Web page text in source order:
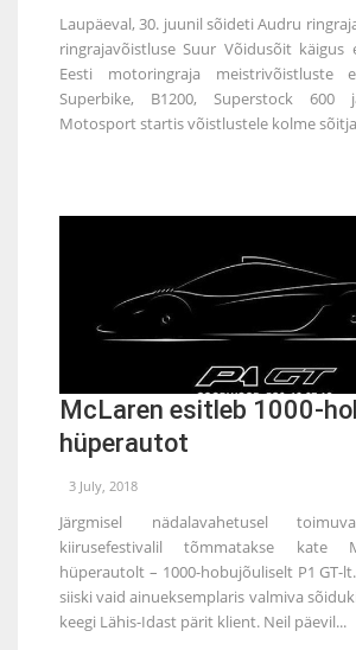
Laupäeval, 30. juunil sõideti Audru
ringrajavõistluse Suur Võidusõit käigus
Eesti motoringraja meistrivõistluste
Superbike, B1200, Superstock 600
Motosport startis võistlustele kolme
McLaren esitleb 1000-
hüperautot
3 July, 2018
Järgmisel nädalavahetusel
kiirusefestivalil tõmmatakse kate
hüperautolt – 1000-hobujõuliselt P1 GT-
siiski vaid ainueksemplaris valmiva
keegi Lähis-Idast pärit klient. Neil päevil...